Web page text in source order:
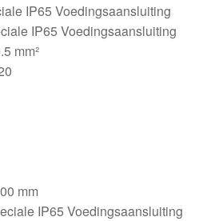
IP65 Voedingsaansluiting
IP65 Voedingsaansluiting
mm²
mm
IP65 Voedingsaansluiting